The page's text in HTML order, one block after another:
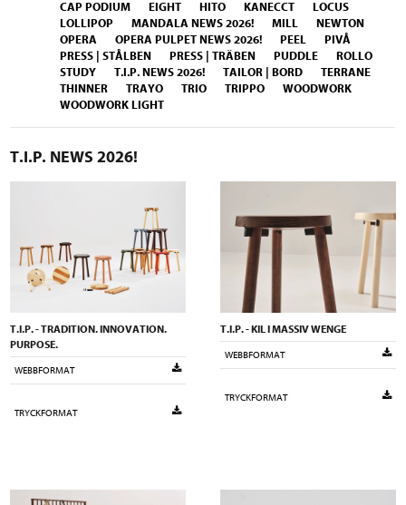
CAP PODIUM
EIGHT HITO KANECCT
LOCUS
LOLLIPOP
MANDALA NEWS 2026! MILL
NEWTON
OPERA
OPERA PULPET NEWS 2026! PEEL
PIVÅ
PRESS | STÅLBEN
PRESS | TRÄBEN PUDDLE
ROLLO
STUDY
T.I.P. NEWS 2026! TAILOR | BORD
TERRANE
THINNER
TRAYO TRIO TRIPPO
WOODWORK
WOODWORK LIGHT
T.I.P. NEWS 2026!
T.I.P. - TRADITION. INNOVATION.
PURPOSE.
WEBBFORMAT
TRYCKFORMAT
T.I.P. - KIL I MASSIV WENGE
WEBBFORMAT
TRYCKFORMAT